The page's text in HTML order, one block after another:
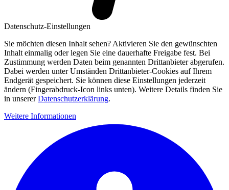
Datenschutz-Einstellungen
Sie möchten diesen Inhalt sehen? Aktivieren Sie den gewünschten
Inhalt einmalig oder legen Sie eine dauerhafte Freigabe fest. Bei
Zustimmung werden Daten beim genannten Drittanbieter abgerufen.
Dabei werden unter Umständen Drittanbieter-Cookies auf Ihrem
Endgerät gespeichert. Sie können diese Einstellungen jederzeit
ändern (Fingerabdruck-Icon links unten). Weitere Details finden Sie
in unsererDatenschutzerklärung.
Weitere Informationen